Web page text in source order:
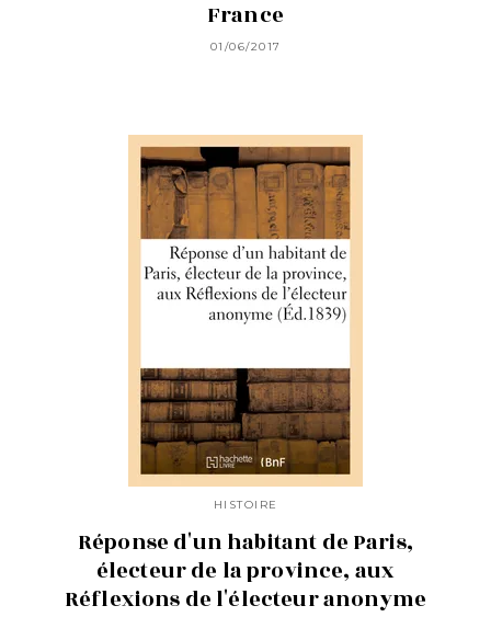
France
01/06/2017
HISTOIRE
Réponse d'un habitant de Paris,
électeur de la province, aux
Réflexions de l'électeur anonyme